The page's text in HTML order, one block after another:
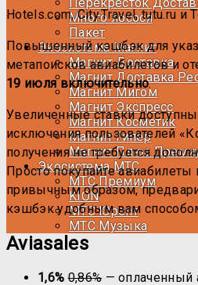
Много лосося
Пакет
Экосистема Магнит
Магнит Доставка
Магнит Доставка
Магнит Мигом
Магнит Экспресс
Магнит Косметик
Магнит Гипер
Магнит Плюс
Экосистема МТС
МТС Премиум
KION
МТС Юрент
МТС Музыка
Hotels.com, City.Travel, tutu.ru
Повышенный кэшбэк для
метапоисков авиабилетов и
19 июля включительно.
Увеличенные ставки
исключения пользователей
получения не требуется
Просто покупайте авиабилеты
привычным образом,
кэшбэк удобным вам
Aviasales
1,6% 0,86%— оплаченный